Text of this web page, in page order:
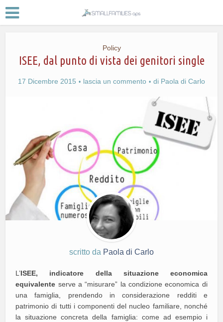
Policy
ISEE, dal punto di vista dei genitori single
17 Dicembre 2015 lascia un commento di Paola di Carlo
scritto da Paola di Carlo
L’ISEE, indicatore della situazione economica
equivalente serve a “misurare” la condizione economica di
una famiglia, prendendo in considerazione redditi e
patrimonio di tutti i componenti del nucleo familiare, nonché
la situazione concreta della famiglia: come ad esempio i